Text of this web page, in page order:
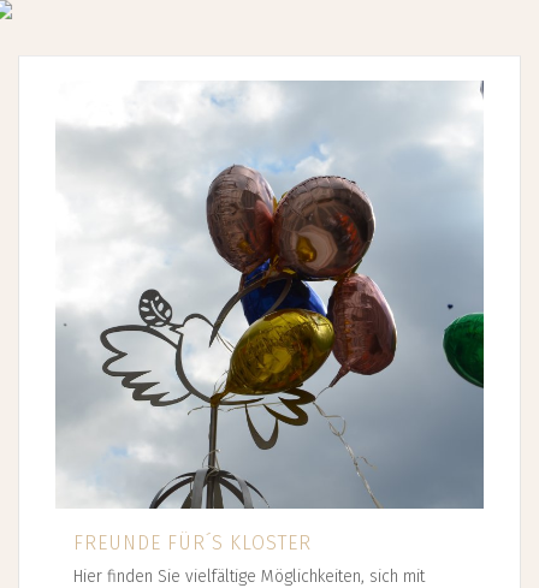
FREUNDE FÜR´S KLOSTER
Hier finden Sie vielfältige Möglichkeiten, sich mit